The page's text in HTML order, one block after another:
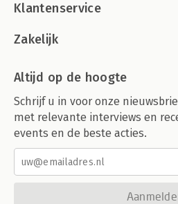
Klantenservice
Zakelijk
Altijd op de hoogte
Schrijf u in voor onze
met relevante interviews en
events en de beste acties.